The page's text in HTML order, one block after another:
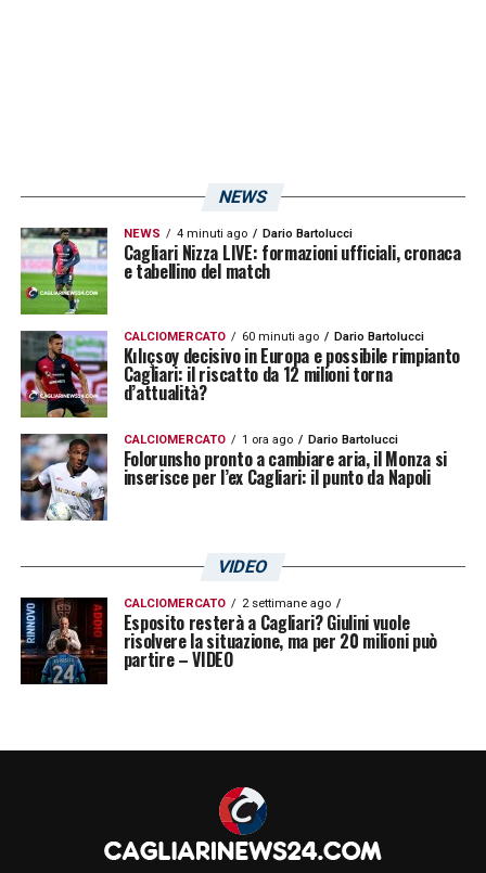
NEWS
NEWS 4 minuti ago Dario Bartolucci
Cagliari Nizza LIVE: formazioni ufficiali, cronaca
e tabellino del match
CALCIOMERCATO 60 minuti ago Dario Bartolucci
Kılıçsoy decisivo in Europa e possibile rimpianto
Cagliari: il riscatto da 12 milioni torna
d’attualità?
CALCIOMERCATO 1 ora ago Dario Bartolucci
Folorunsho pronto a cambiare aria, il Monza si
inserisce per l’ex Cagliari: il punto da Napoli
VIDEO
CALCIOMERCATO 2 settimane ago
Esposito resterà a Cagliari? Giulini vuole
risolvere la situazione, ma per 20 milioni può
partire – VIDEO